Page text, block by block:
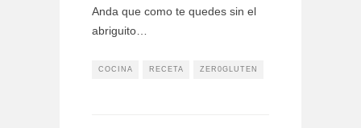
Anda que como te quedes sin el
abriguito…
COCINA RECETA ZER0GLUTEN